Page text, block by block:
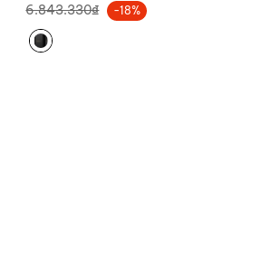
6.843.330₫ -18%